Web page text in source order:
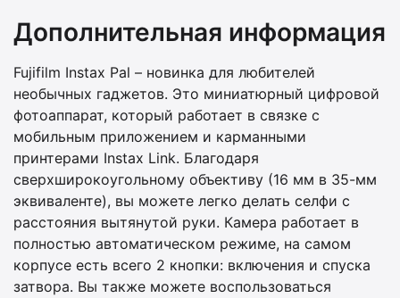
Дополнительная информация
Fujifilm Instax Pal – новинка для любителей
необычных гаджетов. Это миниатюрный цифровой
фотоаппарат, который работает в связке с
мобильным приложением и карманными
принтерами Instax Link. Благодаря
сверхширокоугольному объективу (16 мм в 35-мм
эквиваленте), вы можете легко делать селфи с
расстояния вытянутой руки. Камера работает в
полностью автоматическом режиме, на самом
корпусе есть всего 2 кнопки: включения и спуска
затвора. Вы также можете воспользоваться